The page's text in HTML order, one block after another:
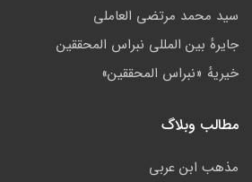
سید محمد مرتضی العاملی
جايرهٔ بین المللی نبراس المحققین
خيريهٔ «نبراس المحققين»
مطالب وبلاگ
مذهب ابن عربى